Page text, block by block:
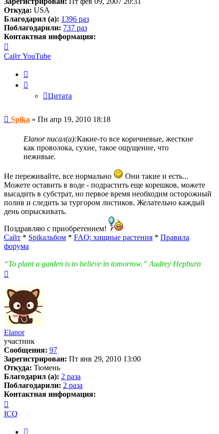
Откуда: USA
Благодарил (а): 1396 раз
Поблагодарили: 737 раз
Контактная информация:
информация
пользователя
Spika
Сайт YouTube
Цитата
Сообщение
Spika » Пн апр 19, 2010 18:18
Elanor писал(а):Какие-то все коричневые, жесткие
как проволока, сухие, такое ощущение, что
неживые.
Не переживайте, все нормально
Они такие и есть...
Можете оставить в воде - подрастить еще корешков, можете
высадить в субстрат, но первое время необходим осторожный
полив и следить за тургором листиков. Желательно каждый
день опрыскивать.
Поздравляю с приобретением!
Сайт * Spikальбом * FAQ: хищные растения * Правила
форума
“To plant a garden is to believe in tomorrow.” Audrey Hepburn
началу
Elanor
участник
Сообщения: 97
Зарегистрирован: Пт янв 29, 2010 13:00
Откуда: Тюмень
Благодарил (а): 2 раза
Поблагодарили: 2 раза
Контактная информация:
информация
пользователя
Elanor
ICQ